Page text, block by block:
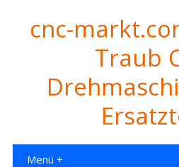
cnc-
Traub
Menü +